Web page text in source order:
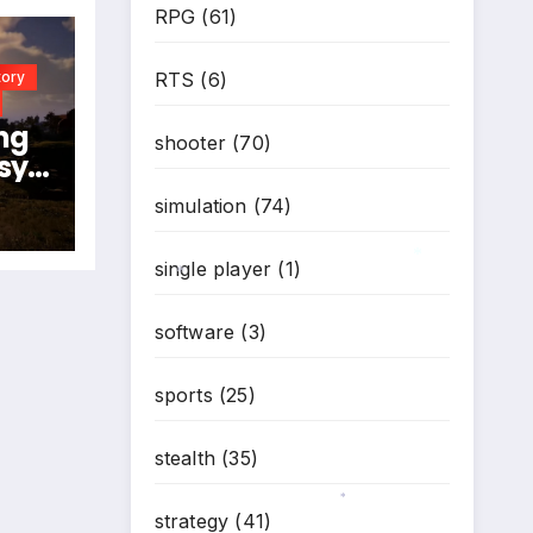
RPG (61)
RTS (6)
shooter(70)
simulation (74)
single player (1)
software (3)
sports (25)
stealth(35)
strategy (41)